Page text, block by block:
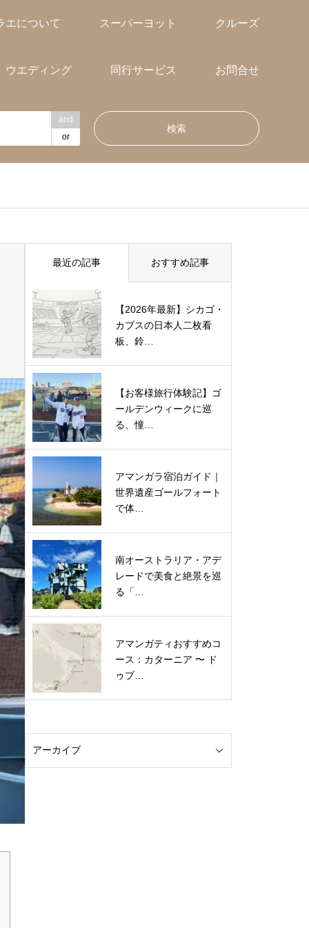
エについて スーパーヨット クルーズ
ウエディング 同行サービス お問合せ
and
or
最近の記事 おすすめ記事
【2026年最新】シカゴ・
カブスの日本人二枚看
板、鈴…
【お客様旅行体験記】ゴ
ールデンウィークに巡
る、憧…
アマンガラ宿泊ガイド｜
世界遺産ゴールフォート
で体…
南オーストラリア・アデ
レードで美食と絶景を巡
る「…
アマンガティおすすめコ
ース：カターニア 〜 ド
ゥブ…